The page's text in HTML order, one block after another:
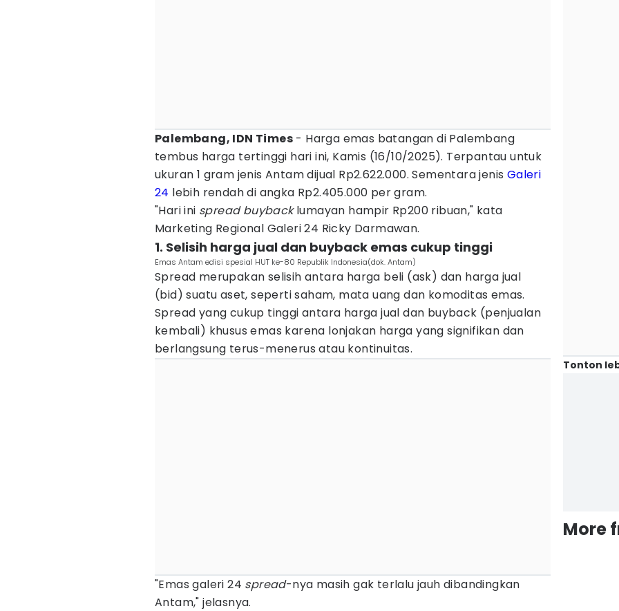
Palembang, IDN Times - Harga emas batangan di Palembang
tembus harga tertinggi hari ini, Kamis (16/10/2025). Terpantau untuk
ukuran 1 gram jenis Antam dijual Rp2.622.000. Sementara jenis Galeri
24 lebih rendah di angka Rp2.405.000 per gram.
"Hari ini spread buybacklumayan hampir Rp200 ribuan," kata
Marketing Regional Galeri 24 Ricky Darmawan.
1. Selisih harga jual dan buyback emas cukup tinggi
Emas Antam edisi spesial HUT ke-80 Republik Indonesia(dok. Antam)
Spread merupakan selisih antara harga beli (ask) dan harga jual
(bid) suatu aset, seperti saham, mata uang dan komoditas emas.
Spread yang cukup tinggi antara harga jual dan buyback (penjualan
kembali) khusus emas karena lonjakan harga yang signifikan dan
berlangsung terus-menerus atau kontinuitas.
"Emas galeri 24 spread-nya masih gak terlalu jauh dibandingkan
Antam," jelasnya.
Tonton
More